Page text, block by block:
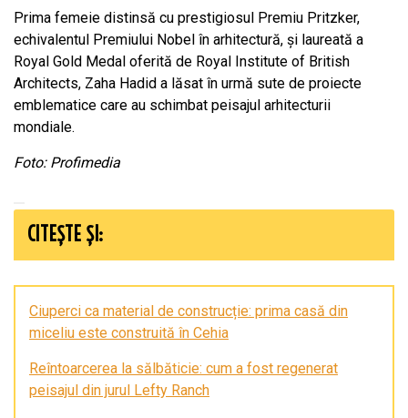
Prima femeie distinsă cu prestigiosul Premiu Pritzker,
echivalentul Premiului Nobel în arhitectură, și laureată a
Royal Gold Medal oferită de Royal Institute of British
Architects, Zaha Hadid a lăsat în urmă sute de proiecte
emblematice care au schimbat peisajul arhitecturii
mondiale.
Foto: Profimedia
CITEȘTE ȘI:
Ciuperci ca material de construcție: prima casă din
miceliu este construită în Cehia
Reîntoarcerea la sălbăticie: cum a fost regenerat
peisajul din jurul Lefty Ranch